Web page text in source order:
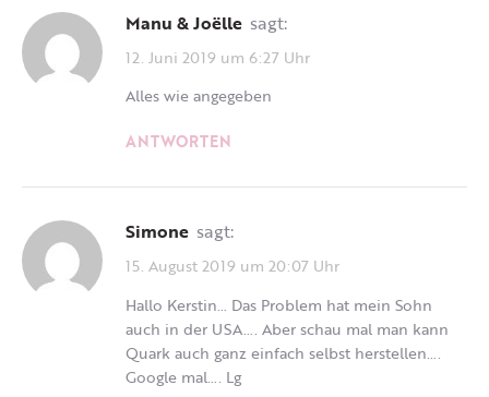
Manu & Joëlle sagt:
12. Juni 2019 um 6:27 Uhr
Alles wie angegeben
ANTWORTEN
Simone sagt:
15. August 2019 um 20:07 Uhr
Hallo Kerstin… Das Problem hat mein Sohn
auch in der USA…. Aber schau mal man kann
Quark auch ganz einfach selbst herstellen….
Google mal…. Lg